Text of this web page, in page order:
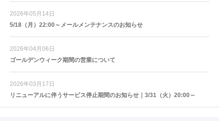
2026年05月14日
5/18（月）22:00～メールメンテナンスのお知らせ
2026年04月06日
ゴールデンウィーク期間の営業について
2026年03月17日
リニューアルに伴うサービス停止期間のお知らせ｜3/31（火）20:00～